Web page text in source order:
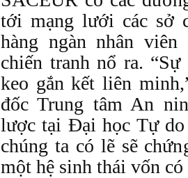
tới mạng lưới các sở
hàng ngàn nhân
chiến tranh nổ ra.
keo gắn kết liên
đốc Trung tâm An
lược tại Đại học Tự do
chúng ta có lẽ sẽ
một hệ sinh thái vốn